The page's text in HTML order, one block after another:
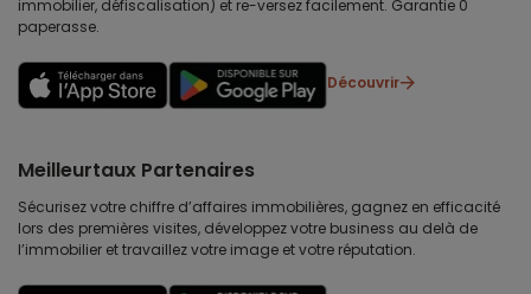
immobilier, défiscalisation) et re-versez facilement. Garantie 0
paperasse.
Découvrir
Meilleurtaux Partenaires
Sécurisez votre chiffre d’affaires immobilières, gagnez en efficacité
lors des premières visites, développez votre business au delà de
l’immobilier et travaillez votre image et votre réputation.